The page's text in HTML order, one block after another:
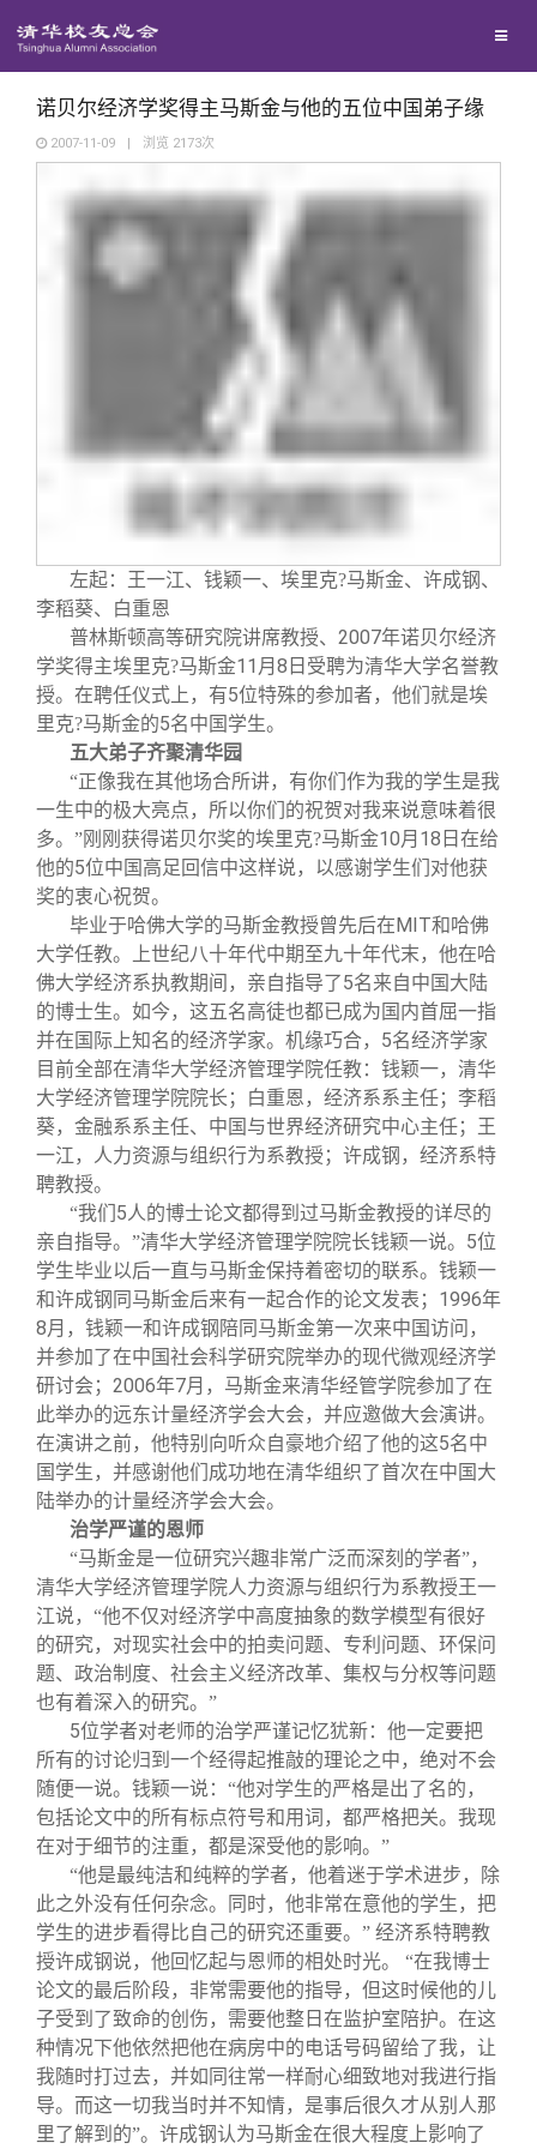
地区联络
院系校友工作
专业委员会
兴趣群体
回馈母校
捐赠新闻
捐赠纪事
捐赠方法
《清华校友通讯》
《水木清华》
我要订阅
清华人物
清华故事
校友文苑
校友视界
终身学习
三创大赛
校友总会
会长致辞
理事会名单
制度法规
联系我们
关闭
诺贝尔经济学奖得主马斯金与他的五位中国弟子缘
2007-11-09 | 浏览 2173次
左起：王一江、钱颖一、埃里克?马斯金、许成钢、
李稻葵、白重恩
普林斯顿高等研究院讲席教授、 2007年诺贝尔经济
学奖得主埃里克?马斯金11 月 8 日 受聘为清华大学名誉教
授。在聘任仪式上，有5位特殊的参加者，他们就是埃
里克?马斯金的5名中国学生。
五大弟子齐聚清华园
“正像我在其他场合所讲，有你们作为我的学生是我
一生中的极大亮点，所以你们的祝贺对我来说意味着很
多。”刚刚获得诺贝尔奖的埃里克?马斯金10月 18 日 在给
他的5位中国高足回信中这样说，以感谢学生们对他获
奖的衷心祝贺。
毕业于哈佛大学的马斯金教授曾先后在MIT和哈佛
大学任教。上世纪八十年代中期至九十年代末，他在哈
佛大学经济系执教期间，亲自指导了5名来自中国大陆
的博士生。如今，这五名高徒也都已成为国内首屈一指
并在国际上知名的经济学家。机缘巧合， 5名经济学家
目前全部在清华大学经济管理学院任教：钱颖一，清华
大学经济管理学院院长；白重恩，经济系系主任；李稻
葵，金融系系主任、中国与世界经济研究中心主任；王
一江，人力资源与组织行为系教授；许成钢，经济系特
聘教授。
“我们 5人的博士论文都得到过马斯金教授的详尽的
亲自指导。”清华大学经济管理学院院长钱颖一说。 5位
学生毕业以后一直与马斯金保持着密切的联系。钱颖一
和许成钢同马斯金后来有一起合作的论文发表； 1996年
8月，钱颖一和许成钢陪同马斯金第一次来中国访问，
并参加了在中国社会科学研究院举办的现代微观经济学
研讨会； 2006年7月，马斯金来清华经管学院参加了在
此举办的远东计量经济学会大会，并应邀做大会演讲。
在演讲之前，他特别向听众自豪地介绍了他的这5名中
国学生，并感谢他们成功地在清华组织了首次在中国大
陆举办的计量经济学会大会。
治学严谨的恩师
“马斯金是一位研究兴趣非常广泛而深刻的学者”，
清华大学经济管理学院人力资源与组织行为系教授王一
江说，“他不仅对经济学中高度抽象的数学模型有很好
的研究，对现实社会中的拍卖问题、专利问题、环保问
题、政治制度、社会主义经济改革、集权与分权等问题
也有着深入的研究。”
5位学者对老师的治学严谨记忆犹新：他一定要把
所有的讨论归到一个经得起推敲的理论之中，绝对不会
随便一说。钱颖一说：“他对学生的严格是出了名的，
包括论文中的所有标点符号和用词，都严格把关。我现
在对于细节的注重，都是深受他的影响。”
“他是最纯洁和纯粹的学者，他着迷于学术进步，除
此之外没有任何杂念。同时，他非常在意他的学生，把
学生的进步看得比自己的研究还重要。” 经济系特聘教
授许成钢说，他回忆起与恩师的相处时光。
“在我博士
论文的最后阶段，非常需要他的指导，但这时候他的儿
子受到了致命的创伤，需要他整日在监护室陪护。在这
种情况下他依然把他在病房中的电话号码留给了我，让
我随时打过去，并如同往常一样耐心细致地对我进行指
导。而这一切我当时并不知情，是事后很久才从别人那
里了解到的”。许成钢认为马斯金在很大程度上影响了